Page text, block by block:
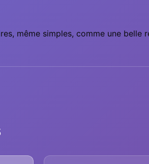
même simples, comme une belle